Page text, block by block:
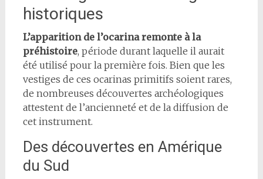
historiques
L’apparition de l’ocarina remonte à la
préhistoire, période durant laquelle il aurait
été utilisé pour la première fois. Bien que les
vestiges de ces ocarinas primitifs soient rares,
de nombreuses découvertes archéologiques
attestent de l’ancienneté et de la diffusion de
cet instrument.
Des découvertes en Amérique
du Sud